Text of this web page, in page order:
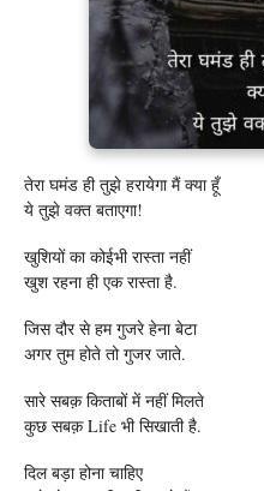
तेरा घमंड ही तुझे हरायेगा मैं क्‍या हूँ
ये तुझे वक्‍त बताएगा!
खुशियों का कोईभी रास्ता नहीं
खुश रहना ही एक रास्ता है.
जिस दौर से हम गुजरे हेना बेटा
अगर तुम होते तो गुजर जाते.
सारे सबक़ किताबों में नहीं मिलते
कुछ सबक़ Life भी सिखाती है.
दिल बड़ा होना चाहिए